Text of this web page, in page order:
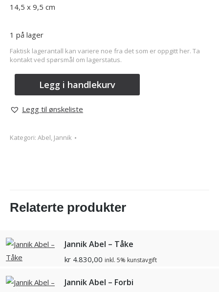
14,5 x 9,5 cm
1 på lager
Faktisk lagerantall kan variere noe fra det som er oppgitt her. Ta
kontakt ved spørsmål om lagerstatus.
Legg i handlekurv
Legg til ønskeliste
Kategori: Abel, Jannik
Relaterte produkter
Jannik Abel – Tåke
kr 4.830,00 inkl. 5% kunstavgift
Jannik Abel – Forbi